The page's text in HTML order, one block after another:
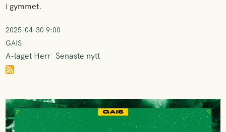
i gymmet.
2025-04-30 9:00
GAIS
A-laget Herr Senaste nytt